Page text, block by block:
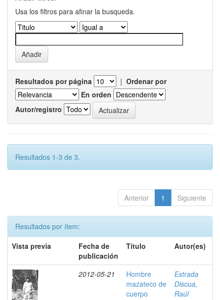
Usa los filtros para afinar la busqueda.
Resultados por página | Ordenar por
En orden
Autor/registro
Resultados 1-3 de 3.
Anterior 1 Siguiente
Resultados por ítem:
Vista previa
Fecha de
publicación
Título Autor(es)
2012-05-21
Hombre
mazateco de
cuerpo
Estrada
Discua,
Raúl